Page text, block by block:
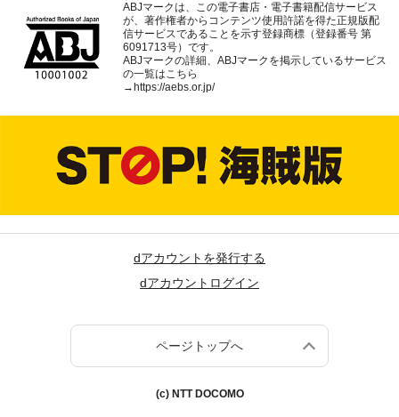
ABJマークは、この電子書店・電子書籍配信サービス
が、著作権者からコンテンツ使用許諾を得た正規版配
信サービスであることを示す登録商標（登録番号 第
6091713号）です。
ABJマークの詳細、ABJマークを掲示しているサービス
の一覧はこちら
→ https://aebs.or.jp/
dアカウントを発行する
dアカウントログイン
ページトップへ
(c) NTT DOCOMO